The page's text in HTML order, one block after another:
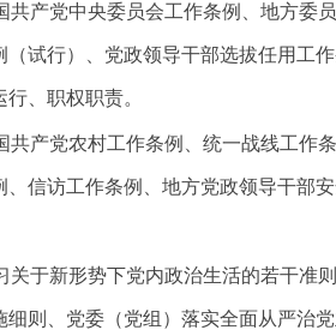
产党中央委员会工作条例、地方委
试行）、党政领导干部选拔任用工
、职权职责。
产党农村工作条例、统一战线工作
信访工作条例、地方党政领导干部
于新形势下党内政治生活的若干准
则、党委（党组）落实全面从严治